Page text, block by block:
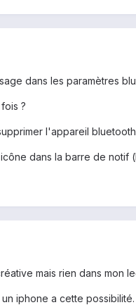
dans les paramètres
?
l'appareil
dans la barre de
mais rien dans mon
iphone a cette possibilité.